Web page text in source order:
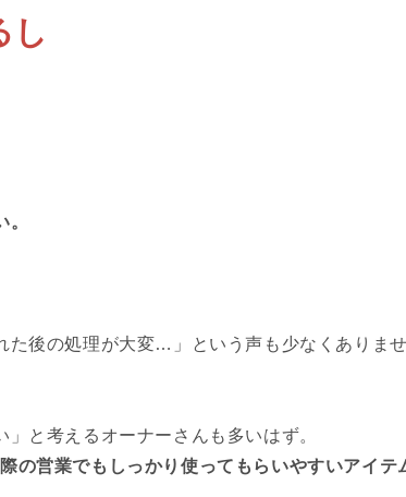
し
後の処理が大変…」という声も少なくありませ
と考えるオーナーさんも多いはず。
営業でもしっかり使ってもらいやすいアイテ